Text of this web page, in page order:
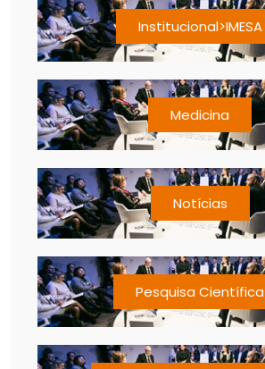
Institucional>IMESA
Medicina
Notícias
Pesquisa Científica